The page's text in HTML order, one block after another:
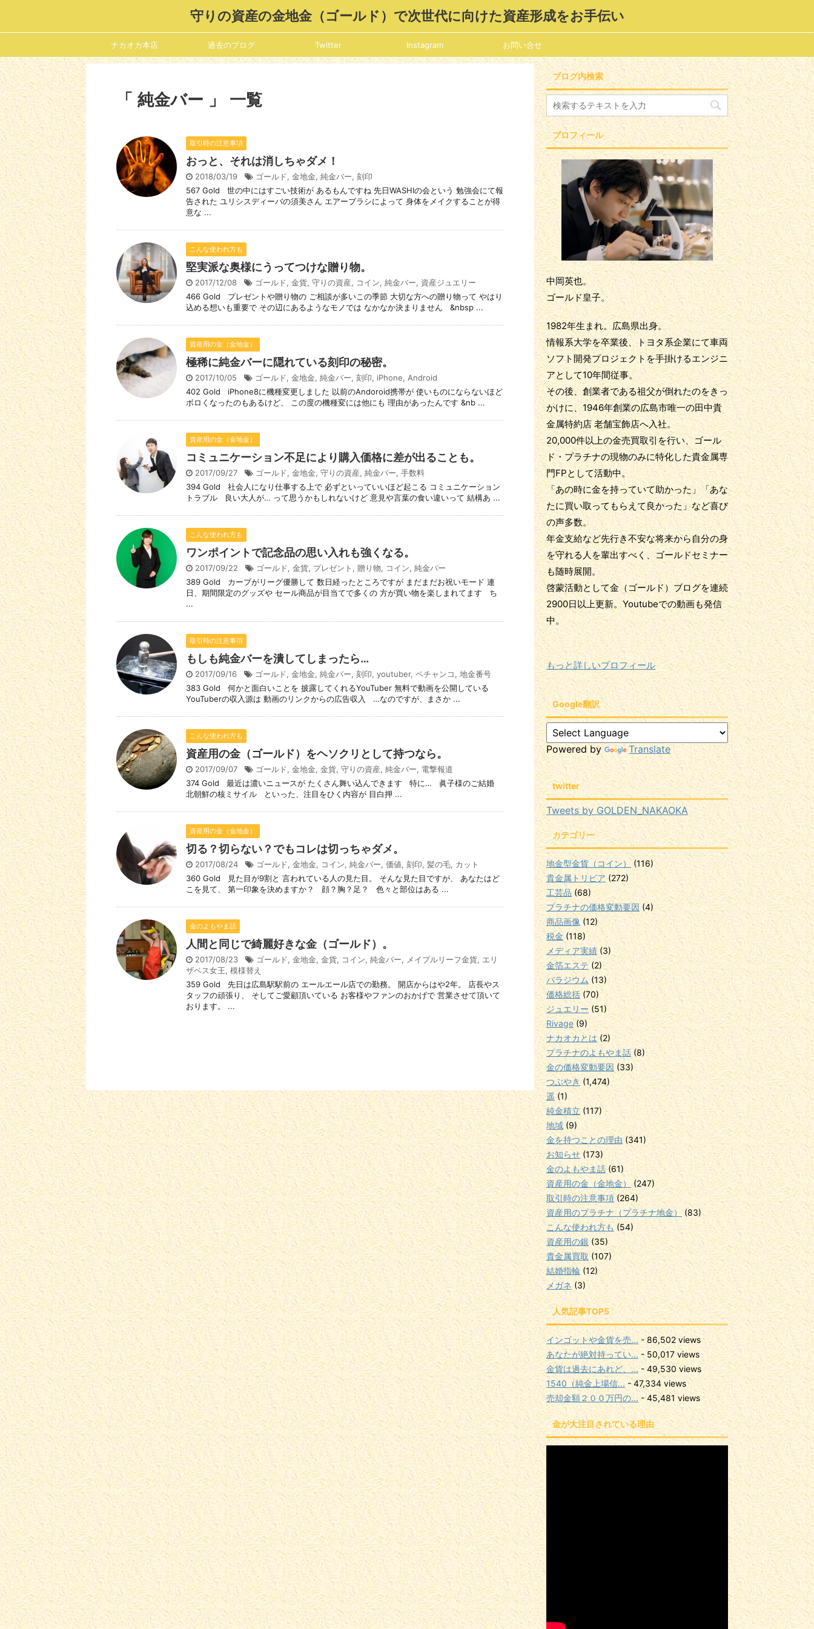
守りの資産の金地金（ゴールド）で次世代に向けた資産形成をお手伝い
ナカオカ本店 過去のブログ Twitter Instagram お問い合せ
「 純金バー 」 一覧
取引時の注意事項
おっと、それは消しちゃダメ！
2018/03/19 ゴールド, 金地金, 純金バー, 刻印
567 Gold 世の中にはすごい技術が あるもんですね 先日WASHIの会という 勉強会にて報
告された ユリシスディーバの須美さん エアーブラシによって 身体をメイクすることが得
意な ...
こんな使われ方も
堅実派な奥様にうってつけな贈り物。
2017/12/08 ゴールド, 金貨, 守りの資産, コイン, 純金バー, 資産ジュエリー
466 Gold プレゼントや贈り物の ご相談が多いこの季節 大切な方への贈り物って やはり
込める想いも重要で その辺にあるようなモノでは なかなか決まりません &nbsp ...
資産用の金（金地金）
極稀に純金バーに隠れている刻印の秘密。
2017/10/05 ゴールド, 金地金, 純金バー, 刻印, iPhone, Android
402 Gold iPhone8に機種変更しました 以前のAndoroid携帯が 使いものにならないほど
ボロくなったのもあるけど、 この度の機種変には他にも 理由があったんです &nb ...
資産用の金（金地金）
コミュニケーション不足により購入価格に差が出ることも。
2017/09/27 ゴールド, 金地金, 守りの資産, 純金バー, 手数料
394 Gold 社会人になり仕事する上で 必ずといっていいほど起こる コミュニケーション
トラブル 良い大人が… って思うかもしれないけど 意見や言葉の食い違いって 結構あ ...
こんな使われ方も
ワンポイントで記念品の思い入れも強くなる。
2017/09/22 ゴールド, 金貨, プレゼント , 贈り物, コイン, 純金バー
389 Gold カープがリーグ優勝して 数日経ったところですが まだまだお祝いモード 連
日、期間限定のグッズや セール商品が目当てで多くの 方が買い物を楽しまれてます ち
...
取引時の注意事項
もしも純金バーを潰してしまったら…
2017/09/16 ゴールド, 金地金, 純金バー, 刻印, youtuber, ペチャンコ, 地金番号
383 Gold 何かと面白いことを 披露してくれるYouTuber 無料で動画を公開している
YouTuberの収入源は 動画のリンクからの広告収入 …なのですが、まさか ...
こんな使われ方も
資産用の金（ゴールド）をヘソクリとして持つなら。
2017/09/07 ゴールド, 金地金, 金貨, 守りの資産, 純金バー, 電撃報道
374 Gold 最近は濃いニュースが たくさん舞い込んできます 特に… 眞子様のご結婚
北朝鮮の核ミサイル といった、注目をひく内容が 目白押 ...
資産用の金（金地金）
切る？切らない？でもコレは切っちゃダメ。
2017/08/24 ゴールド, 金地金, コイン, 純金バー, 価値, 刻印, 髪の毛, カット
360 Gold 見た目が9割と 言われている人の見た目。 そんな見た目ですが、 あなたはど
こを見て、 第一印象を決めますか？ 顔？胸？足？ 色々と部位はある ...
金のよもやま話
人間と同じで綺麗好きな金（ゴールド）。
2017/08/23 ゴールド, 金地金, 金貨, コイン, 純金バー, メイプルリーフ金貨, エリ
ザベス女王, 模様替え
359 Gold 先日は広島駅駅前の エールエール店での勤務。 開店からはや2年。 店長やス
タッフの頑張り、 そしてご愛顧頂いている お客様やファンのおかげで 営業させて頂いて
おります。 ...
ブログ内検索
プロフィール
中岡英也。
ゴールド皇子。
1982年生まれ。広島県出身。
情報系大学を卒業後、トヨタ系企業にて車両
ソフト開発プロジェクトを手掛けるエンジニ
アとして10年間従事。
その後、創業者である祖父が倒れたのをきっ
かけに、1946年創業の広島市唯一の田中貴
金属特約店 老舗宝飾店へ入社。
20,000件以上の金売買取引を行い、ゴール
ド・プラチナの現物のみに特化した貴金属専
門FPとして活動中。
「あの時に金を持っていて助かった」「あな
たに買い取ってもらえて良かった」など喜び
の声多数。
年金支給など先行き不安な将来から自分の身
を守れる人を輩出すべく、ゴールドセミナー
も随時展開。
啓蒙活動として金（ゴールド）ブログを連続
2900日以上更新。Youtubeでの動画も発信
中。
もっと詳しいプロフィール
Google翻訳
Powered by Translate
twitter
Tweets by GOLDEN_NAKAOKA
カテゴリー
地金型金貨（コイン）
(116)
貴金属トリビア(272)
工芸品 (68)
プラチナの価格変動要因 (4)
商品画像 (12)
税金 (118)
メディア実績 (3)
金箔エステ (2)
パラジウム (13)
価格総括 (70)
ジュエリー (51)
Rivage (9)
ナカオカとは(2)
プラチナのよもやま話 (8)
金の価格変動要因 (33)
つぶやき (1,474)
遥 (1)
純金積立 (117)
地域 (9)
金を持つことの理由 (341)
お知らせ (173)
金のよもやま話(61)
資産用の金（金地金）
(247)
取引時の注意事項 (264)
資産用のプラチナ（プラチナ地金）
(83)
こんな使われ方も (54)
資産用の銀 (35)
貴金属買取 (107)
結婚指輪 (12)
メガネ (3)
人気記事TOP5
インゴットや金貨を売... - 86,502 views
あなたが絶対持ってい... - 50,017 views
金貨は過去にあれど、... - 49,530 views
1540（純金上場信... - 47,334 views
売却金額２００万円の... - 45,481 views
金が大注目されている理由